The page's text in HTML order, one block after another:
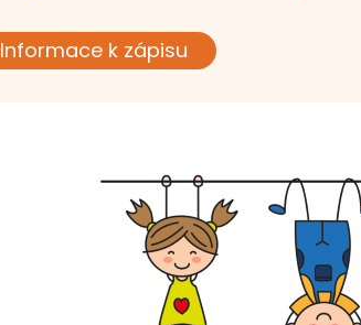
Informace k zápisu